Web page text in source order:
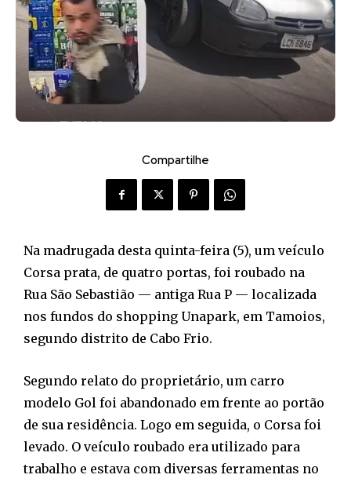
Compartilhe
Na madrugada desta quinta-feira (5), um veículo
Corsa prata, de quatro portas, foi roubado na
Rua São Sebastião — antiga Rua P — localizada
nos fundos do shopping Unapark, em Tamoios,
segundo distrito de Cabo Frio.
Segundo relato do proprietário, um carro
modelo Gol foi abandonado em frente ao portão
de sua residência. Logo em seguida, o Corsa foi
levado. O veículo roubado era utilizado para
trabalho e estava com diversas ferramentas no